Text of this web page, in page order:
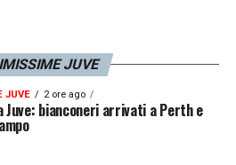
JUVE
JUVE 2 ore ago
Juve: bianconeri arrivati a Perth e